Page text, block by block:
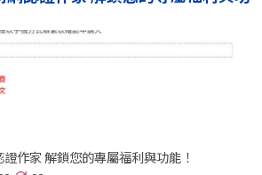
作家 解鎖您的專屬福利與功能！